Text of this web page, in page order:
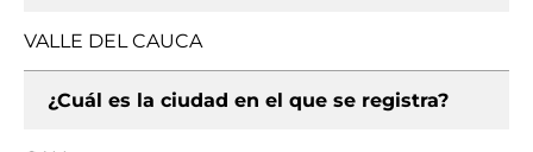
VALLE DEL CAUCA
¿Cuál es la ciudad en el que se registra?